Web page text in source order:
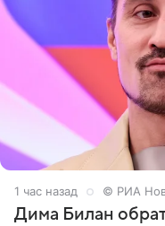
2 часа назад © РИА
Дима Билан